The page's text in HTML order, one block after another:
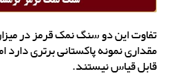
تفاوت این دو سنگ نمک قرمز در
مقداری نمونه پاکستانی برتری دارد
قابل قیاس نیستند.